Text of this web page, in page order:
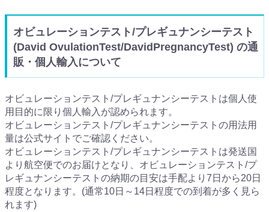
オビュレーションテスト/プレギュナンシーテスト
(David OvulationTest/DavidPregnancyTest) の通
販・個人輸入について
オビュレーションテスト/プレギュナンシーテストは個人使
用目的に限り個人輸入が認められます。
オビュレーションテスト/プレギュナンシーテストの用法用
量は公式サイトでご確認ください。
オビュレーションテスト/プレギュナンシーテストは発送国
より航空便でのお届けとなり、オビュレーションテスト/プ
レギュナンシーテストの納期の目安は手配より7日から20日
程度となります。(通常10日～14日程度での到着が多く見ら
れます)